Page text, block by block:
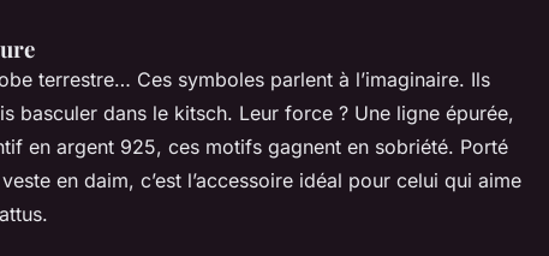
terrestre… Ces symboles parlent à l’imaginaire. Ils
basculer dans le kitsch. Leur force ? Une ligne épurée,
en argent 925, ces motifs gagnent en sobriété. Porté
en daim, c’est l’accessoire idéal pour celui qui aime